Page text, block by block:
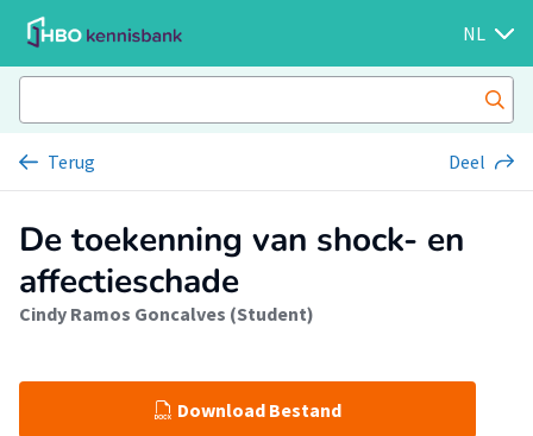
NL
Terug Deel
De toekenning van shock- en
affectieschade
Cindy Ramos Goncalves (Student)
Download Bestand